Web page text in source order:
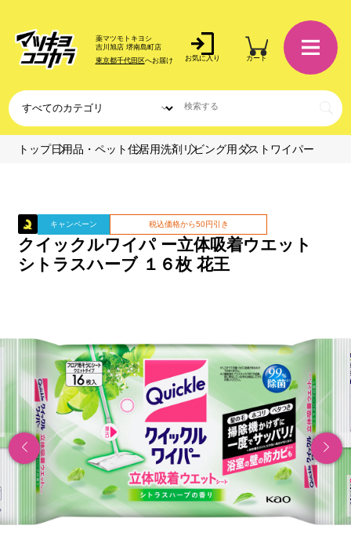
薬マツモトキヨシ
吉川旭店 堺南島町店
東京都千代田区へお届け お気に入り カート
トップ日用品・ペット 住居用洗剤 リビング用 ダストワイパー
キャンペーン 税込価格から50円引き
クイックルワイパ ー立体吸着ウエット
シトラスハーブ １６枚 花王